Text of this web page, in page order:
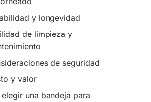
y longevidad
de limpieza y
de seguridad
y valor
una bandeja para